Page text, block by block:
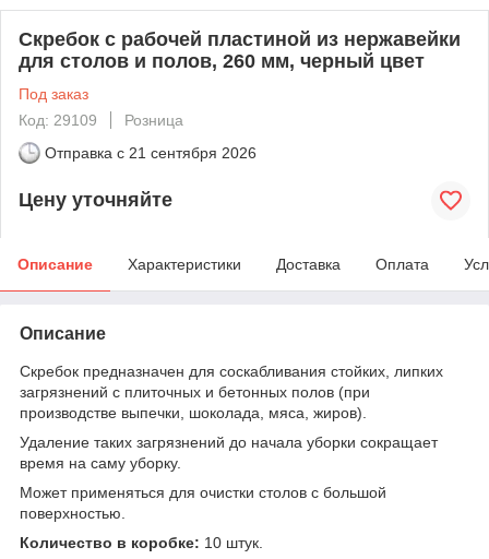
Скребок с рабочей пластиной из нержавейки
для столов и полов, 260 мм, черный цвет
Под заказ
Код: 29109
Розница
Отправка с 21 сентября 2026
Цену уточняйте
Описание Характеристики Доставка Оплата
Описание
Скребок предназначен для соскабливания стойких, липких
загрязнений с плиточных и бетонных полов (при
производстве выпечки, шоколада, мяса, жиров).
Удаление таких загрязнений до начала уборки сокращает
время на саму уборку.
Может применяться для очистки столов с большой
поверхностью.
Количество в коробке: 10 штук.